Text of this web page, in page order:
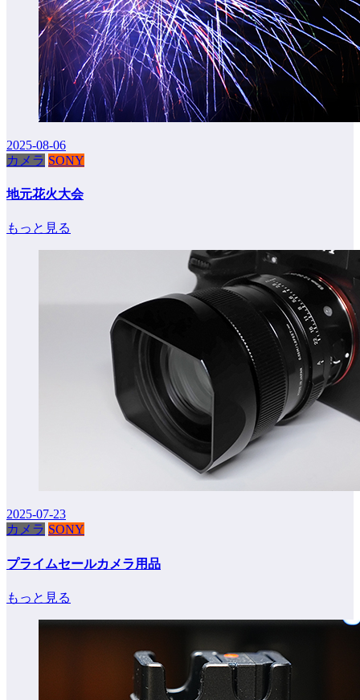
2025-08-06
カメラ SONY
地元花火大会
もっと見る
2025-07-23
カメラ SONY
プライムセールカメラ用品
もっと見る